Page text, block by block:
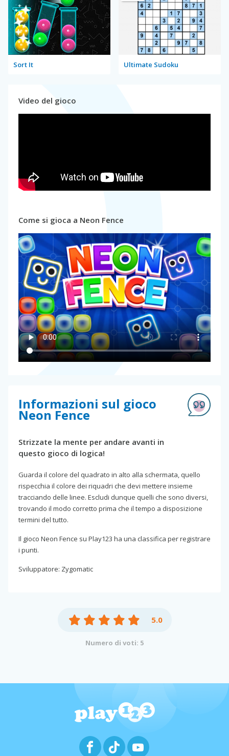
Sort It Ultimate Sudoku
Video del gioco
Come si gioca a Neon Fence
Informazioni sul gioco
Neon Fence
Strizzate la mente per andare avanti in
questo gioco di logica!
Guarda il colore del quadrato in alto alla schermata, quello
rispecchia il colore dei riquadri che devi mettere insieme
tracciando delle linee. Escludi dunque quelli che sono diversi,
trovando il modo corretto prima che il tempo a disposizione
termini del tutto.
Il gioco Neon Fence su Play123 ha una classifica per registrare
i punti.
Sviluppatore: Zygomatic
5.0
Numero di voti: 5